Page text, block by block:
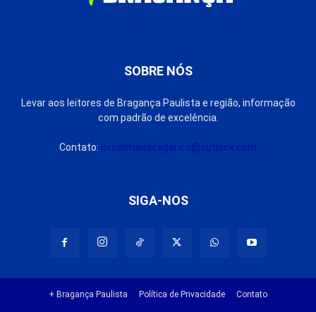
SOBRE NÓS
Levar aos leitores de Bragança Paulista e região, informação
com padrão de excelência.
Contato: jornalmaisbraganca@outlook.com
SIGA-NOS
+ Bragança Paulista Política de Privacidade Contato